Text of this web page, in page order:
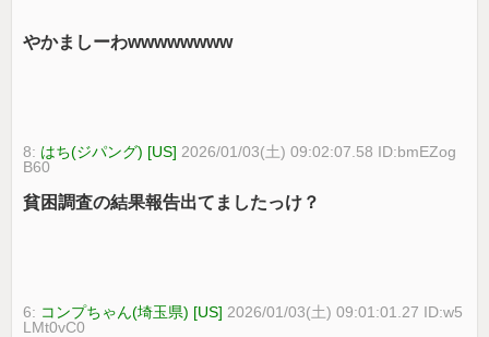
やかましーわwwwwwwww
8: はち(ジパング) [US] 2026/01/03(土) 09:02:07.58 ID:bmEZog
B60
貧困調査の結果報告出てましたっけ？
6: コンプちゃん(埼玉県) [US] 2026/01/03(土) 09:01:01.27 ID:w5
LMt0vC0